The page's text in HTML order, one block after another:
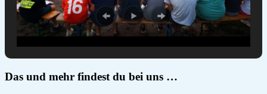
Das und mehr findest du bei uns …